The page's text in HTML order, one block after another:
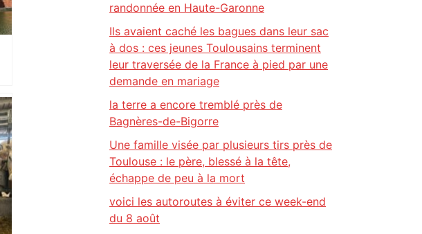
randonnée en Haute-Garonne
Ils avaient caché les bagues dans leur sac
à dos : ces jeunes Toulousains terminent
leur traversée de la France à pied par une
demande en mariage
la terre a encore tremblé près de
Bagnères-de-Bigorre
Une famille visée par plusieurs tirs près de
Toulouse : le père, blessé à la tête,
échappe de peu à la mort
voici les autoroutes à éviter ce week-end
du 8 août